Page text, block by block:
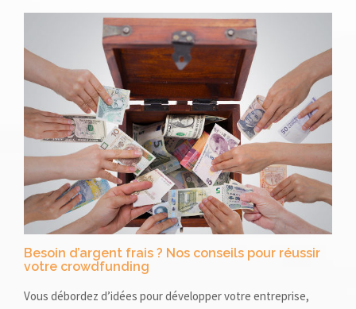
Besoin d’argent frais ? Nos conseils pour réussir
votre crowdfunding
Vous débordez d’idées pour développer votre entreprise,